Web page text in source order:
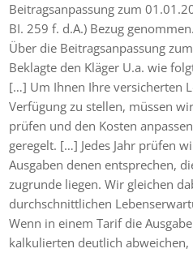
Beitragsanpassung zum
BI. 259 f. d.A.) Bezug genommen.
Über die Beitragsanpassung
Beklagte den Kläger U.a. wie
[…] Um Ihnen Ihre versicherten
Verfügung zu stellen, müssen
prüfen und den Kosten
geregelt. […] Jedes Jahr prüfen
Ausgaben denen entsprechen,
zugrunde liegen. Wir gleichen
durchschnittlichen
Wenn in einem Tarif die
kalkulierten deutlich